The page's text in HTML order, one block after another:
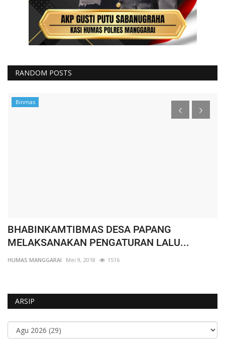
RANDOM POSTS
Binmas
BHABINKAMTIBMAS DESA PAPANG
MELAKSANAKAN PENGATURAN LALU...
HUMAS MANGGARAI Mei 9, 2018 1516
ARSIP